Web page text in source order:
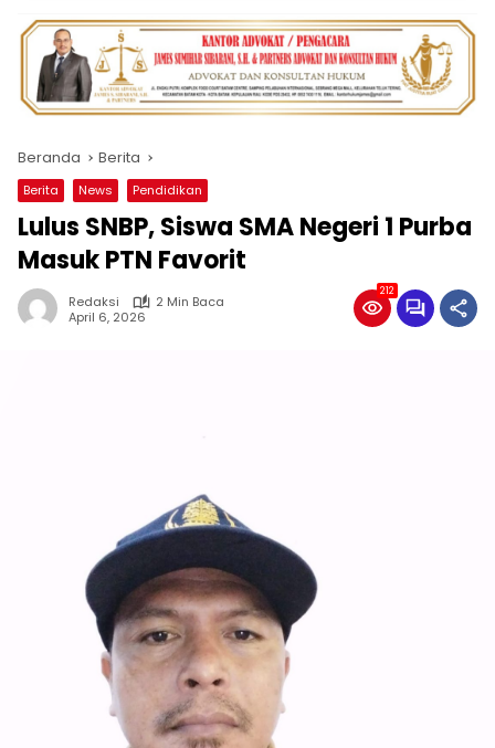
Beranda Berita
Berita News Pendidikan
Lulus SNBP, Siswa SMA Negeri 1 Purba
Masuk PTN Favorit
Redaksi
2 Min Baca
April 6, 2026
212